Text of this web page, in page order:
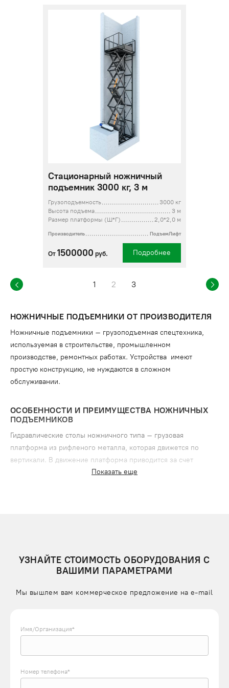
Стационарный ножничный
подъемник 3000 кг, 3 м
Грузоподъемность
3000 кг
Высота подъема
3 м
Размер платформы (Ш*Г)
2,0*2,0 м
Производитель ПодъемЛифт
От 1500000 руб. Подробнее
1 2 3
НОЖНИЧНЫЕ ПОДЪЕМНИКИ ОТ ПРОИЗВОДИТЕЛЯ
Ножничные подъемники – грузоподъемная спецтехника,
используемая в строительстве, промышленном
производстве, ремонтных работах. Устройства имеют
простую конструкцию, не нуждаются в сложном
обслуживании.
ОСОБЕННОСТИ И ПРЕИМУЩЕСТВА НОЖНИЧНЫХ
ПОДЪЕМНИКОВ
Гидравлические столы ножничного типа – грузовая
платформа из рифленого металла, которая движется по
вертикали. В движение платформа приводится за счет
складного механизма, состоящего из гидропривода и
ВИДЫ НОЖНИЧНЫХ ПОДЪЕМНИКОВ
бывают:
электрогидравлические. Устройства с высокой
воздуха, который нагнетается компрессором.
Показать еще
УЗНАЙТЕ СТОИМОСТЬ ОБОРУДОВАНИЯ С
ВАШИМИ ПАРАМЕТРАМИ
Мы вышлем вам коммерческое предложение на e-mail
Имя/Организация*
Номер телефона*